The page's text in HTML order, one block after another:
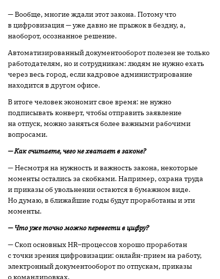
— Вообще, многие ждали этот закона. Потому что
в цифровизация — уже давно не прыжок в бездну, а,
наоборот, осознанное решение.
Автоматизированный документооборот полезен не только
работодателям, но и сотрудникам: людям не нужно ехать
через весь город, если кадровое администрирование
находится в другом офисе.
В итоге человек экономит свое время: не нужно
подписывать конверт, чтобы отправить заявление
на отпуск, можно заняться более важными рабочими
вопросами.
— Как считаете, чего не хватает в законе?
— Несмотря на нужность и важность закона, некоторые
моменты остались за скобками. Например, охрана труда
и приказы об увольнении остаются в бумажном виде.
Но думаю, в ближайшие годы будут проработаны и эти
моменты.
— Что уже точно можно перевести в цифру?
— Скоп основных HR–процессов хорошо проработан
с точки зрения цифровизации: онлайн-прием на работу,
электронный документооборот по отпускам, приказы
о командировках.